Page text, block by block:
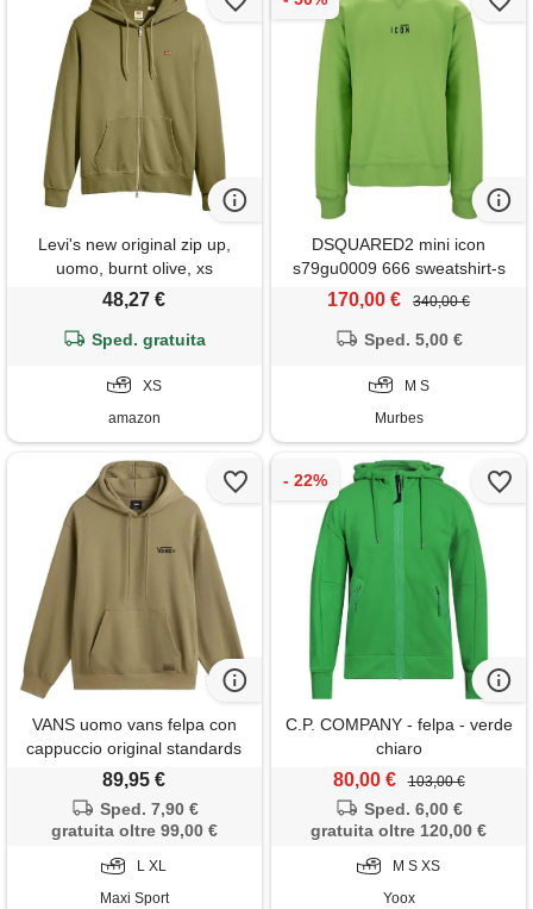
Levi's new original zip up,
uomo, burnt olive, xs
48,27 €
Sped. gratuita
XS
amazon
DSQUARED2 mini icon
s79gu0009 666 sweatshirt-s
170,00 € 340,00 €
Sped. 5,00 €
M S
Murbes
VANS uomo vans felpa con
cappuccio original standards
statement
89,95 €
Sped. 7,90 €
gratuita oltre 99,00 €
L XL
Maxi Sport
C.P. COMPANY - felpa - verde
chiaro
80,00 € 103,00 €
Sped. 6,00 €
gratuita oltre 120,00 €
M S XS
Yoox